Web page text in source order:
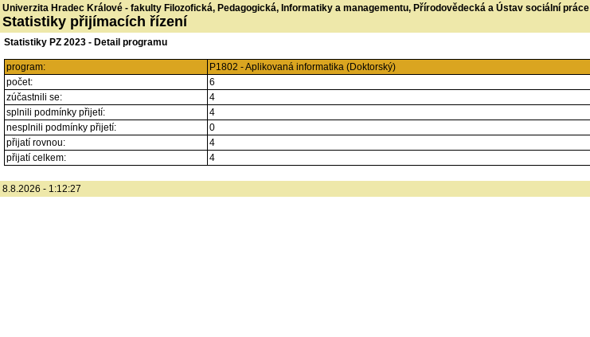
Univerzita Hradec Králové - fakulty Filozofická, Pedagogická, Informatiky a managementu, Přírodovědecká a Ústav sociální práce
Statistiky přijímacích řízení
Statistiky PZ 2023 - Detail programu
program:
P1802 - Aplikovaná informatika (Doktorský)
počet:
6
zúčastnili se:
4
splnili podmínky přijetí:
4
nesplnili podmínky přijetí:
0
přijatí rovnou:
4
přijatí celkem:
4
8.8.2026 - 1:12:27